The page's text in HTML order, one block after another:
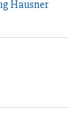
Hausner